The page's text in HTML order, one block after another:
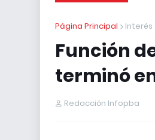
Página Principal Interés
Función
terminó
Redacción Infopba